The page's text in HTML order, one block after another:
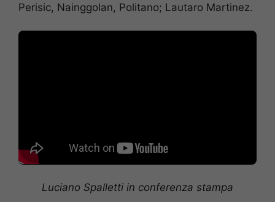
Perisic, Nainggolan, Politano; Lautaro Martinez.
Luciano Spalletti in conferenza stampa